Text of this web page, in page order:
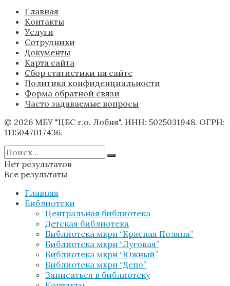
Главная
Контакты
Услуги
Сотрудники
Документы
Карта сайта
Сбор статистики на сайте
Политика конфиденциальности
Форма обратной связи
Часто задаваемые вопросы
© 2026 МБУ "ЦБС г.о. Лобня". ИНН: 5025031948. ОГРН:
1115047017436.
Нет результатов
Все результаты
Главная
Библиотеки
Центральная библиотека
Детская библиотека
Библиотека мкрн “Красная Поляна”
Библиотека мкрн “Луговая”
Библиотека мкрн “Южный”
Библиотека мкрн “Депо”
Записаться в библиотеку